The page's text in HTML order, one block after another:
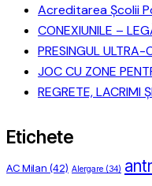
Acreditarea Școlii
CONEXIUNILE –
PRESINGUL ULTRA-
JOC CU ZONE
REGRETE, LACRIMI
Etichete
AC Milan (42) Alergare (34)